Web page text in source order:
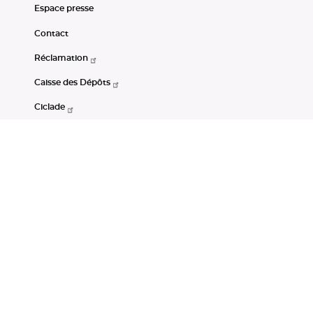
Espace presse
Contact
Réclamation
Caisse des Dépôts
Ciclade